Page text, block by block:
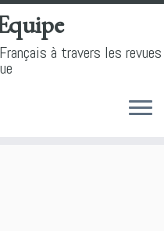
à travers les revues